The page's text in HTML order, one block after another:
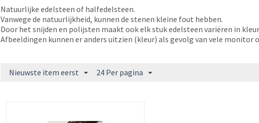
Natuurlijke edelsteen of halfedelsteen.
Vanwege de natuurlijkheid, kunnen de stenen kleine fout hebben.
Door het snijden en polijsten maakt ook elk stuk edelsteen variëren in
Afbeeldingen kunnen er anders uitzien (kleur) als gevolg van vele monitor
Nieuwste item eerst 24 Per pagina